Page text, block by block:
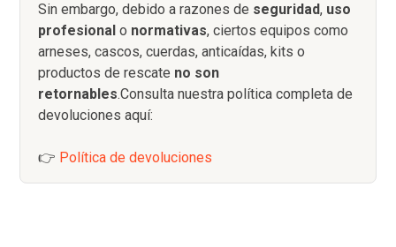
Sin embargo, debido a razones de seguridad, uso
profesional o normativas, ciertos equipos como
arneses, cascos, cuerdas, anticaídas, kits o
productos de rescate no son
retornables.Consulta nuestra política completa de
devoluciones aquí:
👉 Política de devoluciones